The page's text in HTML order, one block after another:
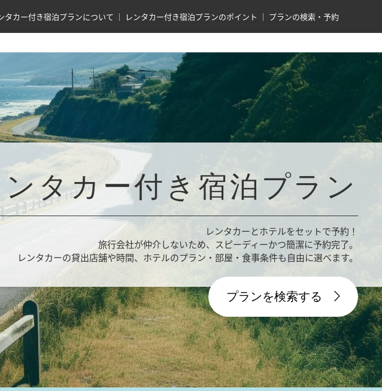
タカー付き宿泊プランについて レンタカー付き宿泊プランのポイント プランの検索・予約
ンタカー付き宿泊プラン
レンタカーとホテルをセットで予約！
旅行会社が仲介しないため、スピーディーかつ簡潔に予約完了。
レンタカーの貸出店舗や時間、ホテルのプラン・部屋・食事条件も自由に選べます。
プランを検索する